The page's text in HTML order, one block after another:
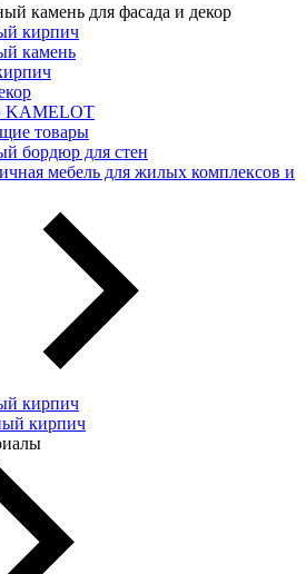
камень для фасада и декор
кирпич
камень
KAMELOT
товары
бордюр для стен
мебель для жилых комплексов и
кирпич
кирпич